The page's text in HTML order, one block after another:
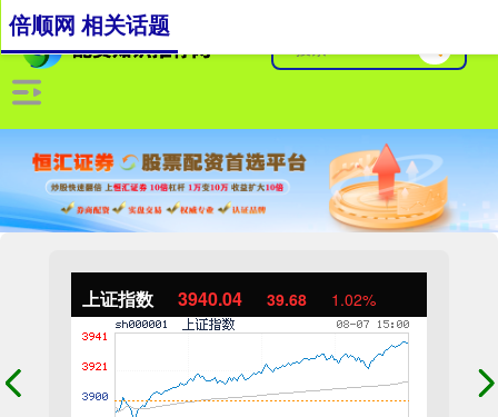
上证指数 3940.04 39.68 1.02%
倍顺网 相关话题